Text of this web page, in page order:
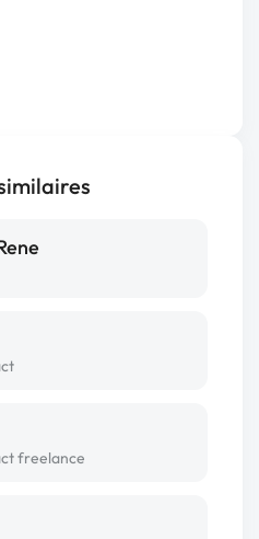
freelance